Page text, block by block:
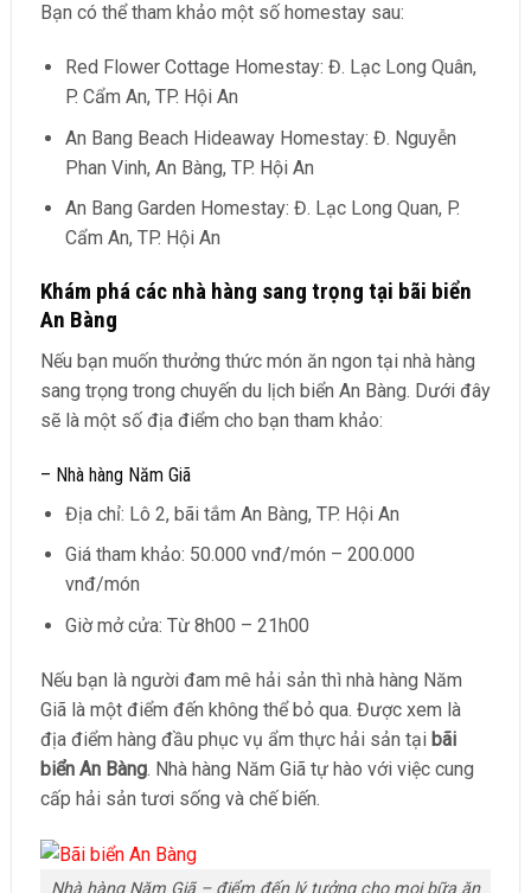
Bạn có thể tham khảo một số homestay sau:
Red Flower Cottage Homestay: Đ. Lạc Long Quân,
P. Cẩm An, TP. Hội An
An Bang Beach Hideaway Homestay: Đ. Nguyễn
Phan Vinh, An Bàng, TP. Hội An
An Bang Garden Homestay: Đ. Lạc Long Quan, P.
Cẩm An, TP. Hội An
Khám phá các nhà hàng sang trọng tại bãi biển
An Bàng
Nếu bạn muốn thưởng thức món ăn ngon tại nhà hàng
sang trọng trong chuyến du lịch biển An Bàng. Dưới đây
sẽ là một số địa điểm cho bạn tham khảo:
– Nhà hàng Năm Giã
Địa chỉ: Lô 2, bãi tắm An Bàng, TP. Hội An
Giá tham khảo: 50.000 vnđ/món – 200.000
vnđ/món
Giờ mở cửa: Từ 8h00 – 21h00
Nếu bạn là người đam mê hải sản thì nhà hàng Năm
Giã là một điểm đến không thể bỏ qua. Được xem là
địa điểm hàng đầu phục vụ ẩm thực hải sản tạibãi
biển An Bàng. Nhà hàng Năm Giã tự hào với việc cung
cấp hải sản tươi sống và chế biến.